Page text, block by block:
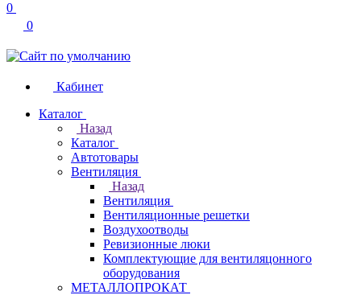
0
0
Кабинет
Каталог
Назад
Каталог
Автотовары
Вентиляция
Назад
Вентиляция
Вентиляционные решетки
Воздухоотводы
Ревизионные люки
Комплектующие для вентиляцонного
оборудования
МЕТАЛЛОПРОКАТ